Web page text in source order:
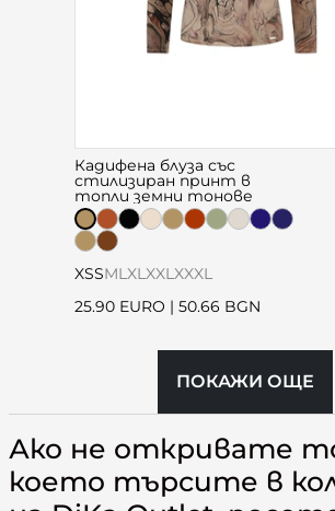
Кадифена блуза със
стилизиран принт в
топли земни тонове
XSSML XL XXL XXXL
25.90 EURO | 50.66 BGN
ПОКАЖИ ОЩЕ
Ако не откривате
което търсите в